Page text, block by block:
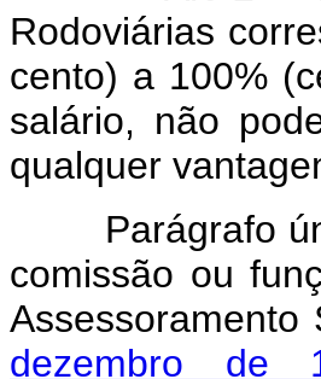
Rodoviárias
cento) a 100%
salário, não
qualquer
Parágrafo
comissão ou
dezembro de